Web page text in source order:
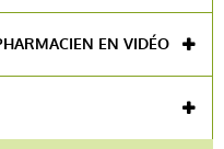
EN VIDÉO